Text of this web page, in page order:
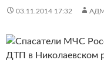
03.11.2014 17:32